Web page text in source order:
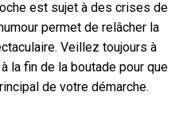
est sujet à des crises de
permet de relâcher la
Veillez toujours à
la fin de la boutade pour que
de votre démarche.